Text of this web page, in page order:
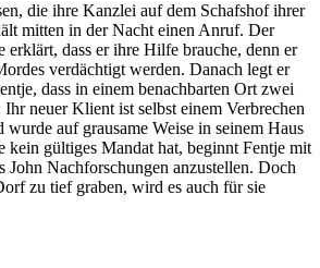
die ihre Kanzlei auf dem Schafshof ihrer
mitten in der Nacht einen Anruf. Der
erklärt, dass er ihre Hilfe brauche, denn er
verdächtigt werden. Danach legt er
dass in einem benachbarten Ort zwei
neuer Klient ist selbst einem Verbrechen
auf grausame Weise in seinem Haus
kein gültiges Mandat hat, beginnt Fentje mit
John Nachforschungen anzustellen. Doch
zu tief graben, wird es auch für sie